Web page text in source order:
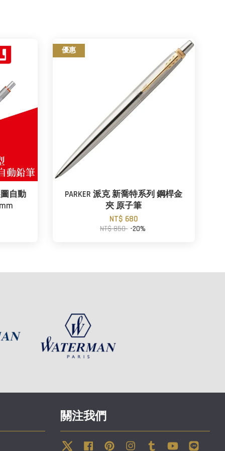
自動
優惠
PARKER 派克 新喬特系列 鋼桿金
夾 原子筆
NT$ 680
NT$ 850 -20%
關注我們
Twitter Facebook Pinterest InstagramTumblr YouTube